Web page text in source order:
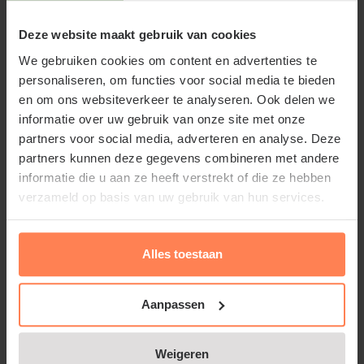
Deze website maakt gebruik van cookies
We gebruiken cookies om content en advertenties te
personaliseren, om functies voor social media te bieden
en om ons websiteverkeer te analyseren. Ook delen we
informatie over uw gebruik van onze site met onze
partners voor social media, adverteren en analyse. Deze
partners kunnen deze gegevens combineren met andere
informatie die u aan ze heeft verstrekt of die ze hebben
verzameld op basis van uw gebruik van hun services.
Alles toestaan
Aanpassen
Weigeren
Daarnaast worden deze mooie planten ook als
bodembedekker gebruikt. Behalve de 'gewone' witte
Toscaanse jasmijn bestaat er ook een roze
Toscaanse jasmijn plant, deze geeft dus roze
bloemen. Ook deze populaire klimplant zal op een
zonnige plek uitbundig bloeien, met stervormige
bloemen die een heerlijke geur afgeven. De oude
benaming van deze plant is Rhyncospermum
jasminoides.
Standplaats Trachelospermum